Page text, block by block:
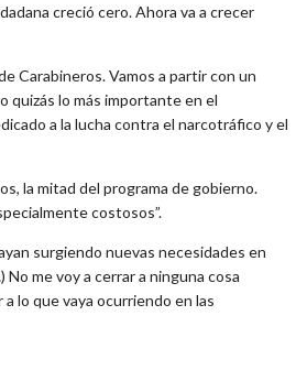
creció cero. Ahora va a crecer
Carabineros. Vamos a partir con un
quizás lo más importante en el
a la lucha contra el narcotráfico y el
la mitad del programa de gobierno.
costosos”.
surgiendo nuevas necesidades en
me voy a cerrar a ninguna cosa
lo que vaya ocurriendo en las